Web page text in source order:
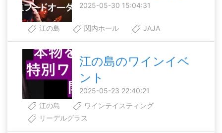
2025-05-30 15:04:31
江の島 関内ホール JAJA
江の島のワインイベ
ント
2025-05-23 22:40:21
江の島
ワインテイスティング
リーデルグラス